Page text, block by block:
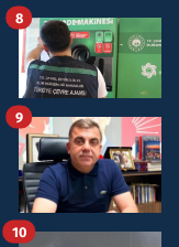
8
9
10